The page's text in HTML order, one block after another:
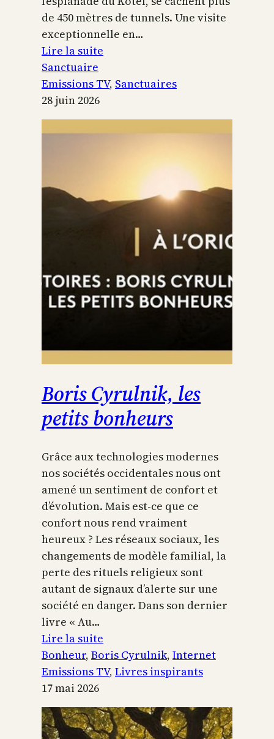
de 450 mètres de tunnels. Une visite
exceptionnelle en…
Lire la suite
Temple
Jérusalem
Sanctuaire
Emissions TV, Sanctuaires
28 juin 2026
Boris Cyrulnik, les
petits bonheurs
Grâce aux technologies modernes
nos sociétés occidentales nous ont
amené un sentiment de confort et
d’évolution. Mais est-ce que ce
confort nous rend vraiment
heureux ? Les réseaux sociaux, les
changements de modèle familial, la
perte des rituels religieux sont
autant de signaux d’alerte sur une
société en danger. Dans son dernier
livre « Au…
Lire la suite
Boris
Cyrulnik,
petits
bonheurs
Bonheur, Boris Cyrulnik, Internet
Emissions TV, Livres inspirants
17 mai 2026